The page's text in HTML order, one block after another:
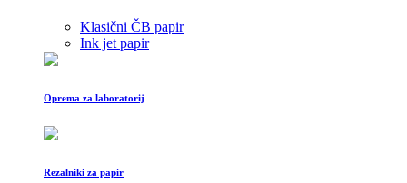
Klasični ČB papir
Ink jet papir
Oprema za laboratorij
Rezalniki za papir